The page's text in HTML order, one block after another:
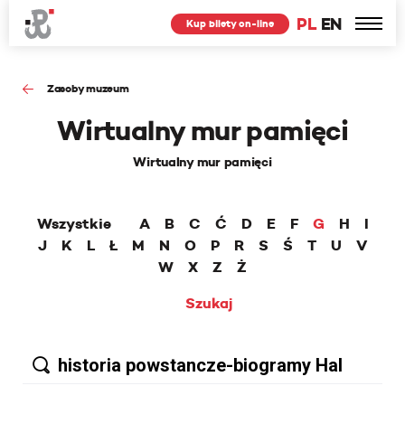
PL EN
Kup bilety on-line
Zasoby muzeum
Wirtualny mur pamięci
Wirtualny mur pamięci
Wszystkie A B C Ć D E F G H
I
J
K L Ł M N O P R S Ś T U
V
W
X Z
Ż
Szukaj